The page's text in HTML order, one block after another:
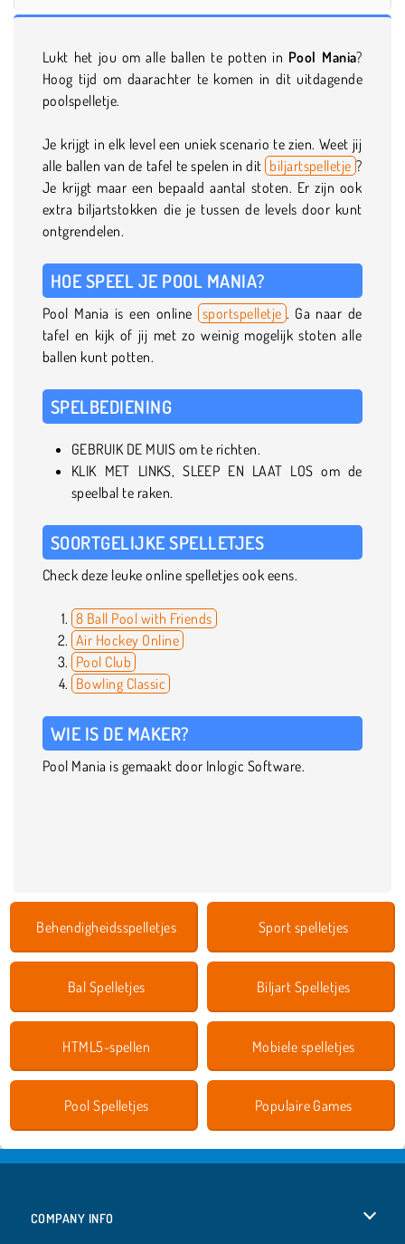
Lukt het jou om alle ballen te potten in Pool Mania?
Hoog tijd om daarachter te komen in dit uitdagende
poolspelletje.
Je krijgt in elk level een uniek scenario te zien. Weet jij
alle ballen van de tafel te spelen in dit biljartspelletje ?
Je krijgt maar een bepaald aantal stoten. Er zijn ook
extra biljartstokken die je tussen de levels door kunt
ontgrendelen.
HOE SPEEL JE POOL MANIA?
Pool Mania is een online sportspelletje . Ga naar de
tafel en kijk of jij met zo weinig mogelijk stoten alle
ballen kunt potten.
SPELBEDIENING
GEBRUIK DE MUIS om te richten.
KLIK MET LINKS, SLEEP EN LAAT LOS om de
speelbal te raken.
SOORTGELIJKE SPELLETJES
Check deze leuke online spelletjes ook eens.
8 Ball Pool with Friends
Air Hockey Online
Pool Club
Bowling Classic
WIE IS DE MAKER?
Pool Mania is gemaakt door Inlogic Software.
Behendigheidsspelletjes Sport spelletjes
Bal Spelletjes Biljart Spelletjes
HTML5-spellen Mobiele spelletjes
Pool Spelletjes Populaire Games
COMPANY INFO